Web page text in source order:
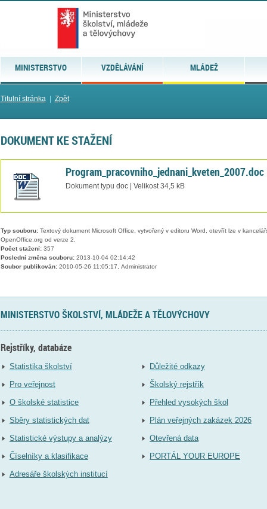
MINISTERSTVO VZDĚLÁVÁNÍ MLÁDEŽ
Titulní stránka| Zpět
DOKUMENT KE STAŽENÍ
Program_pracovniho_jednani_kveten_2007.doc
Dokument typu doc | Velikost 34,5 kB
Typ souboru:Textový dokument Microsoft Office, vytvořený v editoru Word, otevřít lze v
OpenOffice.org od verze 2.
Počet stažení:357
Poslední změna souboru:2013-10-04 02:14:42
Soubor publikován:2010-05-26 11:05:17, Administrator
MINISTERSTVO ŠKOLSTVÍ, MLÁDEŽE A TĚLOVÝCHOVY
Rejstříky, databáze
Statistika školství
Pro veřejnost
O školské statistice
Sběry statistických dat
Statistické výstupy a analýzy
Číselníky a klasifikace
Adresáře školských institucí
Důležité odkazy
Školský rejstřík
Přehled vysokých škol
Plán veřejných zakázek 2026
Otevřená data
PORTÁL YOUR EUROPE